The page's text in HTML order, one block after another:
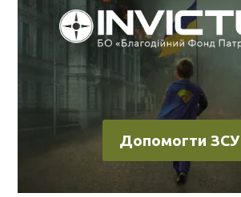
Допомогти ЗСУ